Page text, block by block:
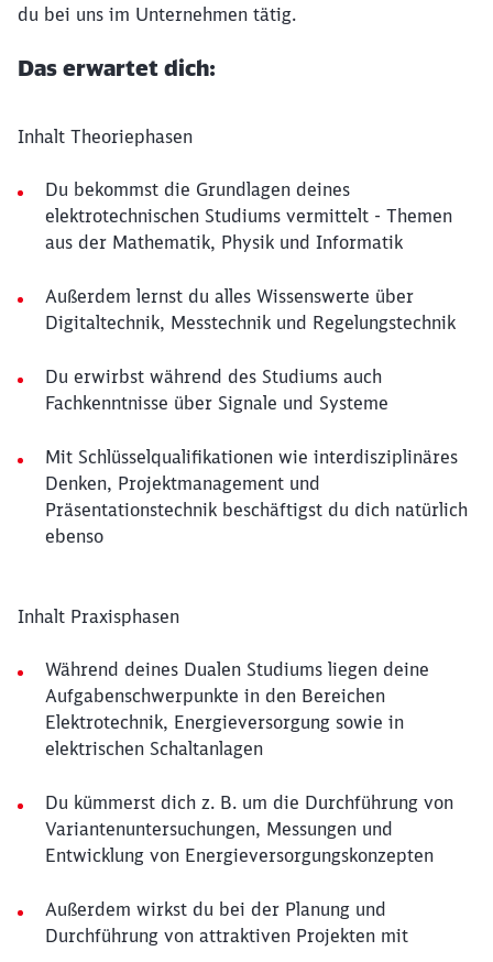
du bei uns im Unternehmen tätig.
Das erwartet dich:
Inhalt Theoriephasen
Du bekommst die Grundlagen deines
elektrotechnischen Studiums vermittelt - Themen
aus der Mathematik, Physik und Informatik
Außerdem lernst du alles Wissenswerte über
Digitaltechnik, Messtechnik und Regelungstechnik
Du erwirbst während des Studiums auch
Fachkenntnisse über Signale und Systeme
Mit Schlüsselqualifikationen wie interdisziplinäres
Denken, Projektmanagement und
Präsentationstechnik beschäftigst du dich natürlich
ebenso
Inhalt Praxisphasen
Während deines Dualen Studiums liegen deine
Aufgabenschwerpunkte in den Bereichen
Elektrotechnik, Energieversorgung sowie in
elektrischen Schaltanlagen
Du kümmerst dich z. B. um die Durchführung von
Variantenuntersuchungen, Messungen und
Entwicklung von Energieversorgungskonzepten
Außerdem wirkst du bei der Planung und
Durchführung von attraktiven Projekten mit